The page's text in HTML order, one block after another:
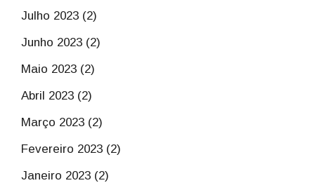
Julho 2023 (2)
Junho 2023 (2)
Maio 2023 (2)
Abril 2023 (2)
Março 2023 (2)
Fevereiro 2023 (2)
Janeiro 2023 (2)